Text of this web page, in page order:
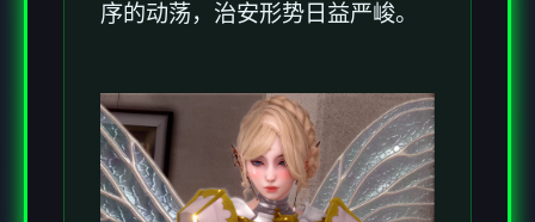
序的动荡，治安形势日益严峻。